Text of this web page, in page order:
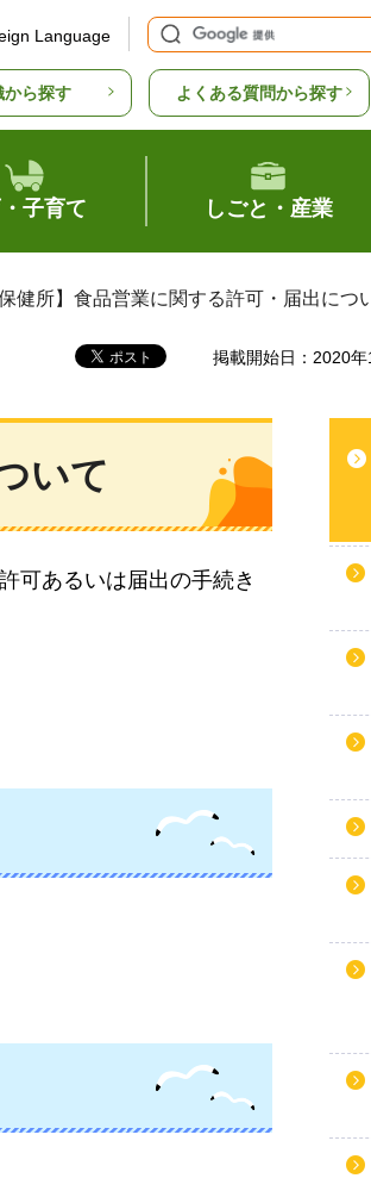
Language
から探す よくある質問から探す
子育て しごと・産業
健所】食品営業に関する許可・届出につ
掲載開始日：2020年
いて
可あるいは届出の手続き